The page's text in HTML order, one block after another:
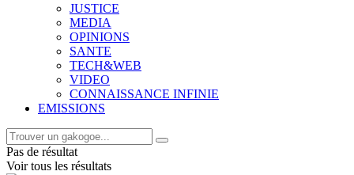
JUSTICE
MEDIA
OPINIONS
SANTE
TECH&WEB
VIDEO
CONNAISSANCE INFINIE
EMISSIONS
Pas de résultat
Voir tous les résultats